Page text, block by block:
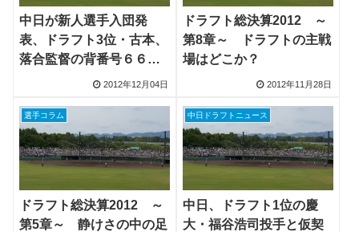
中日が新人選手入団発
表、ドラフト3位・古本、
落合監督の背番号６６を
2012年12月04日
ドラフト総決算2012 ～
第8章～ ドラフトの主戦
場はどこか？
2012年11月28日
選手コラム
ドラフト総決算2012 ～
第5章～ 静けさの中の足
中日ドラフトニュース
中日、ドラフト1位の慶
大・福谷浩司投手と仮契